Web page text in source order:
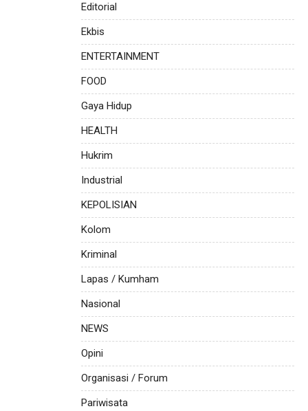
Editorial
Ekbis
ENTERTAINMENT
FOOD
Gaya Hidup
HEALTH
Hukrim
Industrial
KEPOLISIAN
Kolom
Kriminal
Lapas / Kumham
Nasional
NEWS
Opini
Organisasi / Forum
Pariwisata